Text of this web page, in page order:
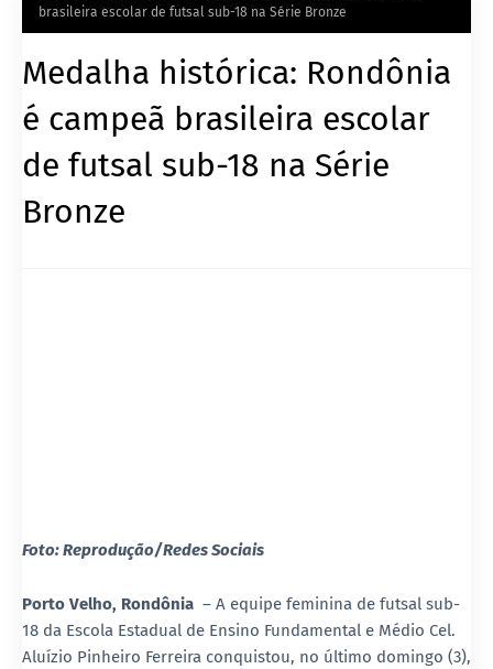
brasileira escolar de futsal sub-18 na Série Bronze
Medalha histórica: Rondônia
é campeã brasileira escolar
de futsal sub-18 na Série
Bronze
Foto: Reprodução/Redes Sociais
Porto Velho, Rondônia – A equipe feminina de futsal sub-
18 da Escola Estadual de Ensino Fundamental e Médio Cel.
Aluízio Pinheiro Ferreira conquistou, no último domingo (3),